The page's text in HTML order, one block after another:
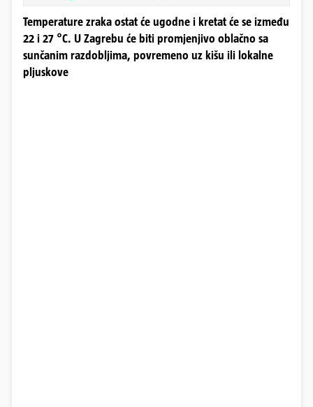
Temperature zraka ostat će ugodne i kretat će se između
22 i 27 °C. U Zagrebu će biti promjenjivo oblačno sa
sunčanim razdobljima, povremeno uz kišu ili lokalne
pljuskove